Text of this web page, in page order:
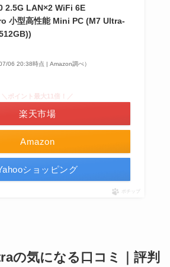
2.5G LAN×2 WiFi 6E
小型高性能 Mini PC (M7 Ultra-
06 20:38時点 | Amazon調べ）
Amazon
＼ポイント最大11倍！／
楽天市場
ショッピング
ポチップ
の気になる口コミ｜評判